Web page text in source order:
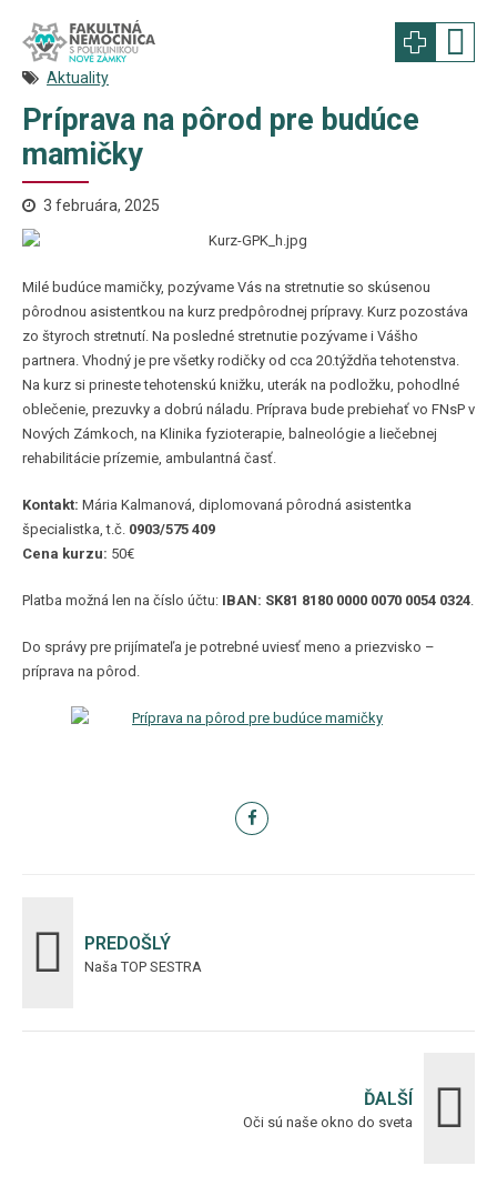
Aktuality
Príprava na pôrod pre budúce
mamičky
3 februára, 2025
Milé budúce mamičky, pozývame Vás na stretnutie so skúsenou
pôrodnou asistentkou na kurz predpôrodnej prípravy. Kurz pozostáva
zo štyroch stretnutí. Na posledné stretnutie pozývame i Vášho
partnera. Vhodný je pre všetky rodičky od cca 20.týždňa tehotenstva.
Na kurz si prineste tehotenskú knižku, uterák na podložku, pohodlné
oblečenie, prezuvky a dobrú náladu. Príprava bude prebiehať vo FNsP v
Nových Zámkoch, na Klinika fyzioterapie, balneológie a liečebnej
rehabilitácie prízemie, ambulantná časť.
Kontakt: Mária Kalmanová, diplomovaná pôrodná asistentka
špecialistka, t.č. 0903/575 409
Cena kurzu: 50€
Platba možná len na číslo účtu: IBAN: SK81 8180 0000 0070 0054 0324.
Do správy pre prijímateľa je potrebné uviesť meno a priezvisko –
príprava na pôrod.
PREDOŠLÝ
Naša TOP SESTRA
ĎALŠÍ
Oči sú naše okno do sveta